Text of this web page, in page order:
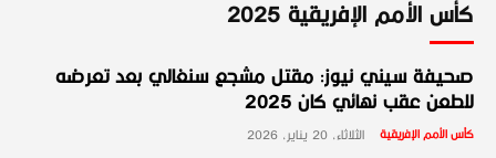
كأس الأمم الإفريقية 2025
صحيفة سيني نيوز: مقتل مشجع سنغالي بعد تعرضه
للطعن عقب نهائي كان 2025
كأس الأمم الإفريقية الثلاثاء، 20 يناير، 2026